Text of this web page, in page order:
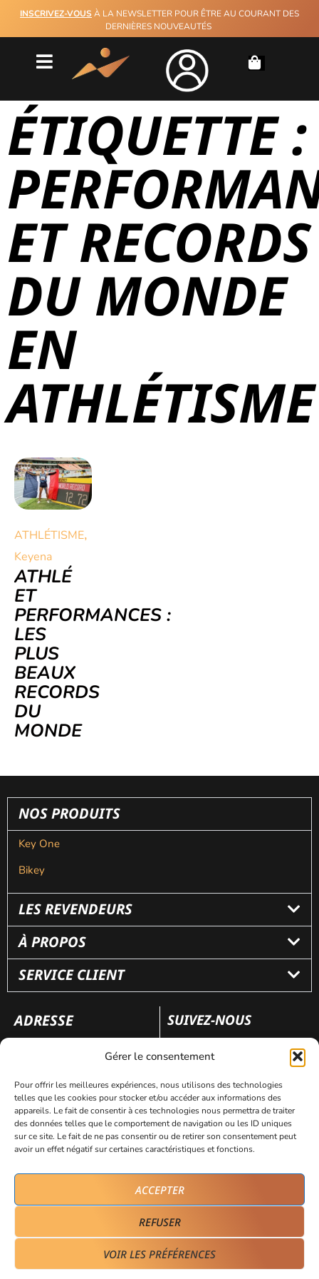
Gérer le consentement
Pour offrir les meilleures expériences, nous utilisons des technologies
telles que les cookies pour stocker et/ou accéder aux informations des
appareils. Le fait de consentir à ces technologies nous permettra de traiter
des données telles que le comportement de navigation ou les ID uniques
sur ce site. Le fait de ne pas consentir ou de retirer son consentement peut
avoir un effet négatif sur certaines caractéristiques et fonctions.
ACCEPTER
REFUSER
VOIR LES PRÉFÉRENCES
INSCRIVEZ-VOUS À LA NEWSLETTER POUR ÊTRE AU COURANT DES
DERNIÈRES NOUVEAUTÉS
ÉTIQUETTE :
ET RECORDS
DU MONDE
EN
ATHLÉTISME
ATHLÉTISME,
Keyena
ATHLÉ
ET
PERFORMANCES :
LES
PLUS
BEAUX
RECORDS
DU
MONDE
NOS PRODUITS
Key One
Bikey
LES REVENDEURS
À PROPOS
SERVICE CLIENT
ADRESSE
110 rue Frédéric Fays
SUIVEZ-NOUS
Mentions légales Politique de confidentialité